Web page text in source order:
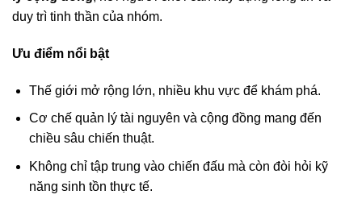
duy trì tinh thần của nhóm.
Ưu điểm nổi bật
Thế giới mở rộng lớn, nhiều khu vực để khám phá.
Cơ chế quản lý tài nguyên và cộng đồng mang đến
chiều sâu chiến thuật.
Không chỉ tập trung vào chiến đấu mà còn đòi hỏi kỹ
năng sinh tồn thực tế.